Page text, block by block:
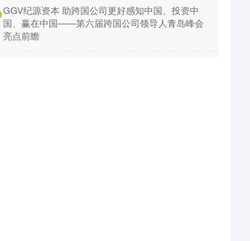
​GGV纪源资本 助跨国公司更好感知中国、投资中
国、赢在中国——第六届跨国公司领导人青岛峰会
亮点前瞻